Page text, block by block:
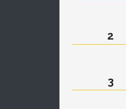
2
3